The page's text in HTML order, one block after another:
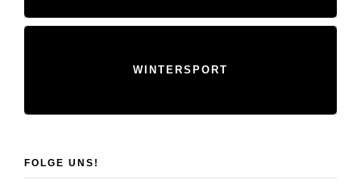
WINTERSPORT
FOLGE UNS!